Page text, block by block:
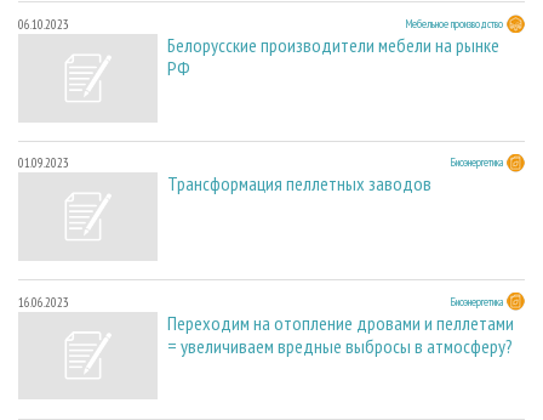
06.10.2023 Мебельное производство
Белорусские производители мебели на рынке
РФ
01.09.2023 Биоэнергетика
Трансформация пеллетных заводов
16.06.2023 Биоэнергетика
Переходим на отопление дровами и пеллетами
= увеличиваем вредные выбросы в атмосферу?